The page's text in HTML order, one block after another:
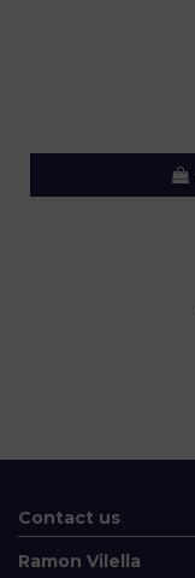
Contact us
Ramon Vilella